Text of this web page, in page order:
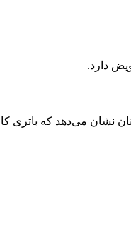
نشان می‌دهد که باتری